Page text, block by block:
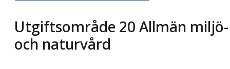
Utgiftsområde 20 Allmän miljö-
och naturvård